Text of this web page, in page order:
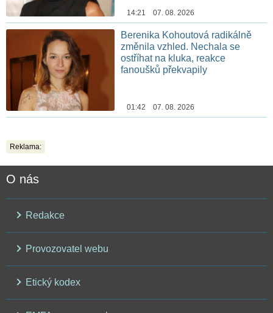
14:21 07. 08. 2026
Berenika Kohoutová radikálně
změnila vzhled. Nechala se
ostříhat na kluka, reakce
fanoušků překvapily
01:42 07. 08. 2026
Reklama:
O nás
Redakce
Provozovatel webu
Etický kodex